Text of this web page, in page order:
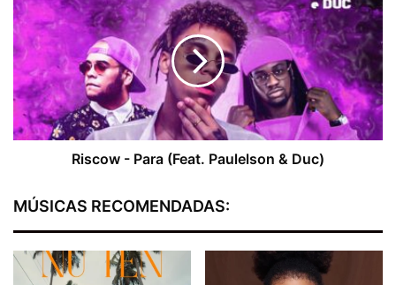
F
l
o
w
M
y
l
-
F
i
i
s
c
o
w
-
P
a
F
e
a
Riscow - Para (Feat. Paulelson & Duc)
MÚSICAS RECOMENDADAS: